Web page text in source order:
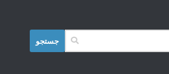
برای: